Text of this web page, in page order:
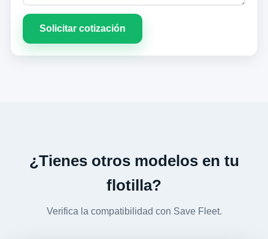
Solicitar cotización
¿Tienes otros modelos en tu
flotilla?
Verifica la compatibilidad con Save Fleet.